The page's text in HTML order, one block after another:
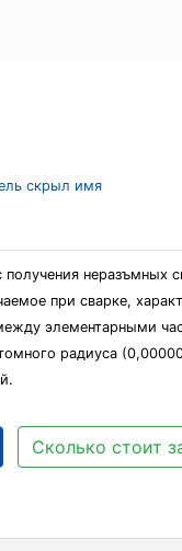
скрыл имя
при сварке,
элементарными
радиуса
Сколько стоит